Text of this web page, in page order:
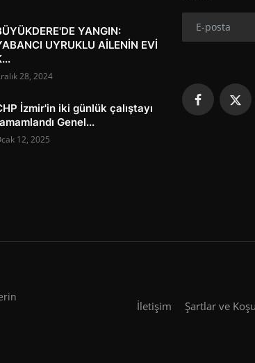
YANGIN:
UYRUKLU AİLENİN EVİ
28, 2024
İzmir'in iki günlük çalıştayı
Genel...
12, 2025
İletişim Şartlar ve